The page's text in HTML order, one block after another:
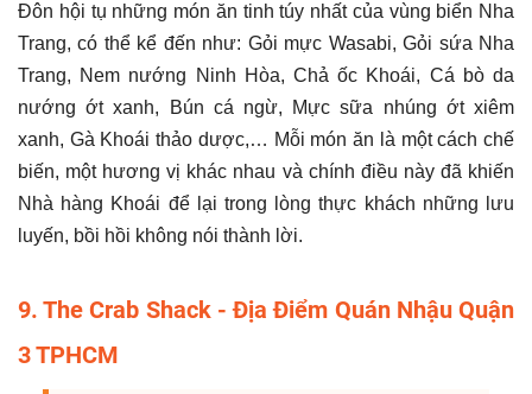
Đôn hội tụ những món ăn tinh túy nhất của vùng biển Nha
Trang, có thể kể đến như: Gỏi mực Wasabi, Gỏi sứa Nha
Trang, Nem nướng Ninh Hòa, Chả ốc Khoái, Cá bò da
nướng ớt xanh, Bún cá ngừ, Mực sữa nhúng ớt xiêm
xanh, Gà Khoái thảo dược,… Mỗi món ăn là một cách chế
biến, một hương vị khác nhau và chính điều này đã khiến
Nhà hàng Khoái để lại trong lòng thực khách những lưu
luyến, bồi hồi không nói thành lời.
9. The Crab Shack - Địa Điểm Quán Nhậu Quận
3 TPHCM